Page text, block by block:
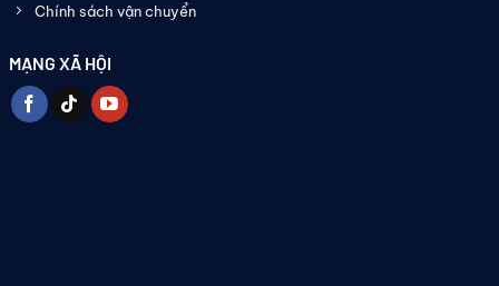
Chính sách vận chuyển
MẠNG XÃ HỘI